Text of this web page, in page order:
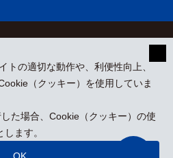
トの適切な動作や、利便性向上、
（クッキー）を使用していま
た場合、Cookie（クッキー）の使
ます。
プレスリリース
© All Rights Reserved.